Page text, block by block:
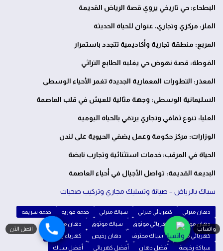
البطحاء: حي تاريخي يروي قصة الرياض القديمة
الملز: مركزي وتجاري، عنوان للحياة الحديثة
المربع: منطقة تجارية وأكاديمية تتجدد باستمرار
الفوطة: قصة نهوض حي يغلبه الطابع التراثي
المعذر: التطورات المعمارية الجديدة تغمر الأحياء الوسطى
السليمانية الوسطى: وجهة مثالية للعيش في قلب العاصمة
العليا: تنوع ثقافي وتجاري يرتقي بالحياة اليومية
الوزارات: مركز حكومة وعمل يضفي الحيوية على لندن
الحياة في المرقب: خدمات استثنائية وتجارب نابضة
البديعة القديمة: تواصل الأجيال في أحياء العاصمة
سباك بالرياض – صيانة وتسليك مجاري وتركيب صحيات
دهان منزلي كهربائي منزلي سباك منزلي خدمة فورية
خدمة سريعة
دهان موثوق
كهربائي موثوق سباك موثوق
دهان محترف
كهربائي محترف
سباك محترف دهان رخيص
كهرباء رخيصة
سباكة رخيصة
أفضل دهان أفضل كهربائي أفضل سباك
واتساب اتصل الآن